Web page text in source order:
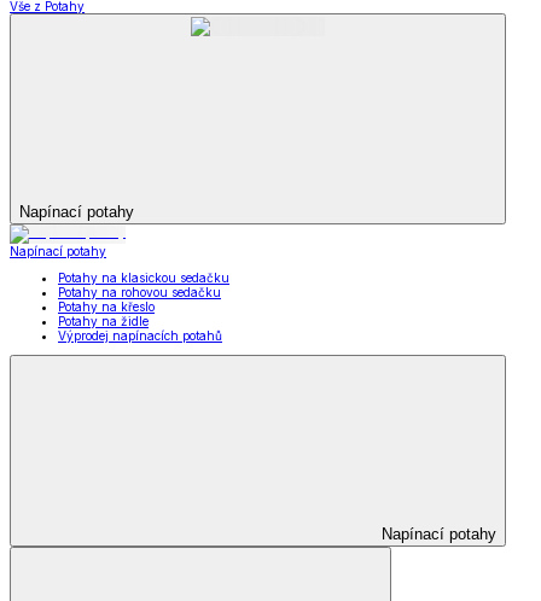
Vše z Potahy
Napínací potahy
Napínací potahy
Potahy na klasickou sedačku
Potahy na rohovou sedačku
Potahy na křeslo
Potahy na židle
Výprodej napínacích potahů
Napínací potahy